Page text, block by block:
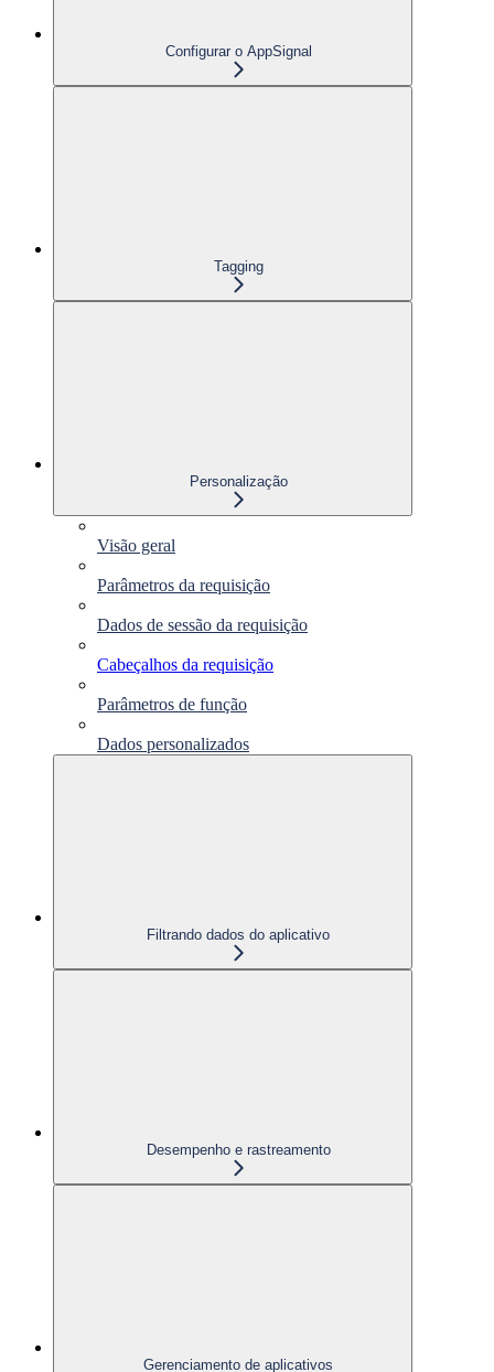
Configurar o AppSignal
Tagging
Personalização
Visão geral
Parâmetros da requisição
Dados de sessão da requisição
Cabeçalhos da requisição
Parâmetros de função
Dados personalizados
Filtrando dados do aplicativo
Desempenho e rastreamento
Gerenciamento de aplicativos